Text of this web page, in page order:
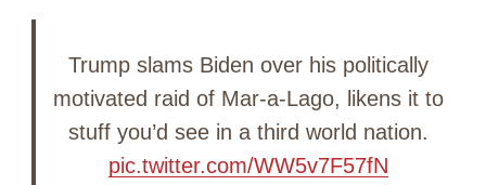
Trump slams Biden over his politically
motivated raid of Mar-a-Lago, likens it to
stuff you’d see in a third world nation.
pic.twitter.com/WW5v7F57fN